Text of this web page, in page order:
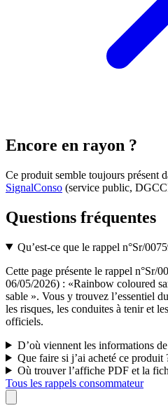
Encore en rayon ?
Ce produit semble toujours présent
SignalConso (service public,
Questions fréquentes
Qu’est-ce que le rappel n°Sr/
Cette page présente le rappel n°Sr/
06/05/2026) : «Rainbow coloured
sable ». Vous y trouvez l’essentiel
les risques, les conduites à tenir et
officiels.
D’où viennent les informations
Que faire si j’ai acheté ce produit
Où trouver l’affiche PDF et la
Tous les rappels consommateur